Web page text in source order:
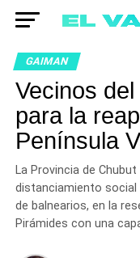
GAIMAN
Vecinos
para la
Península
La Provincia de
distanciamiento social
de balnearios, en la
Pirámides con una